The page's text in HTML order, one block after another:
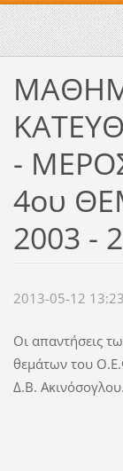
-
4ου
2003 -
2013-05-12 13:23
Οι απαντήσεις
θεμάτων του
Δ.Β. Ακινόσογλου.